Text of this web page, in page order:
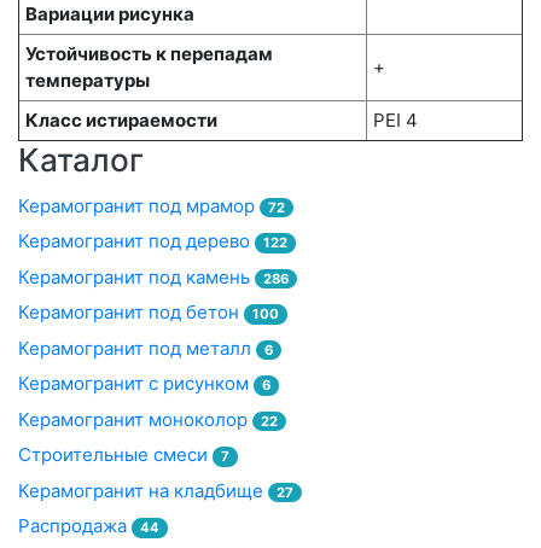
Вариации рисунка
Устойчивость к перепадам
температуры
+
Класс истираемости PEI 4
Каталог
Керамогранит под мрамор 72
Керамогранит под дерево 122
Керамогранит под камень 286
Керамогранит под бетон 100
Керамогранит под металл 6
Керамогранит с рисунком 6
Керамогранит моноколор 22
Строительные смеси 7
Керамогранит на кладбище 27
Распродажа 44